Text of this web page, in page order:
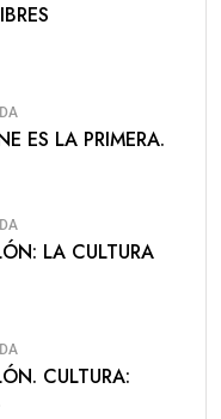
ES LA PRIMERA.
LA CULTURA
CULTURA: